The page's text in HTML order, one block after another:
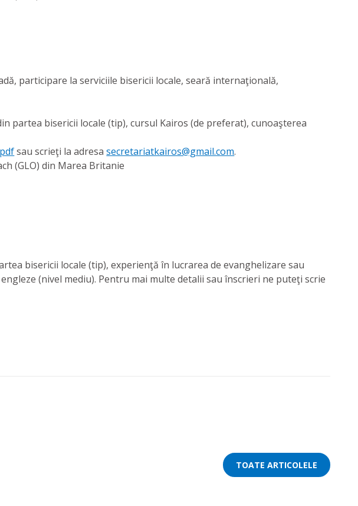
participare la serviciile bisericii locale, seară internaţională,
partea bisericii locale (tip), cursul Kairos (de preferat), cunoaşterea
sau scrieţi la adresasecretariatkairos@gmail.com.
(GLO) din Marea Britanie
bisericii locale (tip), experienţă în lucrarea de evanghelizare sau
(nivel mediu). Pentru mai multe detalii sau înscrieri ne puteţi scrie
TOATE ARTICOLELE